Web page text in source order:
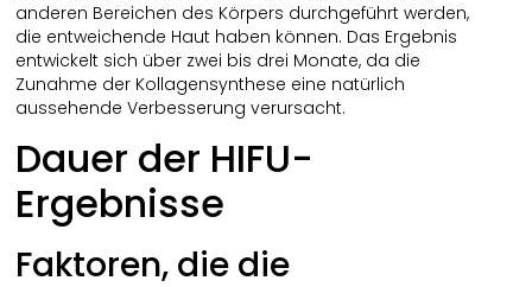
anderen Bereichen des Körpers durchgeführt werden,
die entweichende Haut haben können. Das Ergebnis
entwickelt sich über zwei bis drei Monate, da die
Zunahme der Kollagensynthese eine natürlich
aussehende Verbesserung verursacht.
Dauer der HIFU-
Ergebnisse
Faktoren, die die